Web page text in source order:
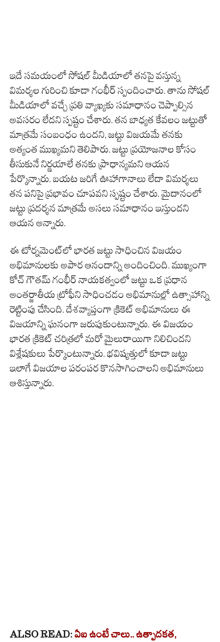
ఇదే సమయంలో సోషల్ మీడియాలో తనపై వస్తున్న
విమర్శల గురించి కూడా గంభీర్ స్పందించారు. తాను సోషల్
మీడియాలో వచ్చే ప్రతి వ్యాఖ్యకు సమాధానం చెప్పాల్సిన
అవసరం లేదని స్పష్టం చేశారు. తన బాధ్యత కేవలం జట్టుతో
మాత్రమే సంబంధం ఉందని, జట్టు విజయమే తనకు
అత్యంత ముఖ్యమని తెలిపారు. జట్టు ప్రయోజనాల కోసం
తీసుకునే నిర్ణయాలే తనకు ప్రాధాన్యమని ఆయన
పేర్కొన్నారు. బయట జరిగే ఊహాగానాలు లేదా విమర్శలు
తన పనిపై ప్రభావం చూపవని స్పష్టం చేశారు. మైదానంలో
జట్టు ప్రదర్శన మాత్రమే అసలు సమాధానం ఇస్తుందని
ఆయన అన్నారు.
ఈ టోర్నమెంట్‌లో భారత జట్టు సాధించిన విజయం
అభిమానులకు అపార ఆనందాన్ని అందించింది. ముఖ్యంగా
కోచ్ గౌతమ్ గంభీర్ నాయకత్వంలో జట్టు ఒక ప్రధాన
అంతర్జాతీయ ట్రోఫీని సాధించడం అభిమానుల్లో ఉత్సాహాన్ని
రెట్టింపు చేసింది. దేశవ్యాప్తంగా క్రికెట్ అభిమానులు ఈ
విజయాన్ని ఘనంగా జరుపుకుంటున్నారు. ఈ విజయం
భారత క్రికెట్ చరిత్రలో మరో మైలురాయిగా నిలిచిందని
విశ్లేషకులు పేర్కొంటున్నారు. భవిష్యత్తులో కూడా జట్టు
ఇలాగే విజయాల పరంపర కొనసాగించాలని అభిమానులు
ఆశిస్తున్నారు.
ALSO READ: ఏఐ ఉంటే చాలు.. ఉత్పాదకత,